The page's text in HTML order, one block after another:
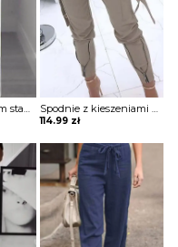
Spodnie z wysokim stanem z rozszerzaną nogawką Spodnie z kieszeniami z zamkami i sprzączkami
114.99 zł